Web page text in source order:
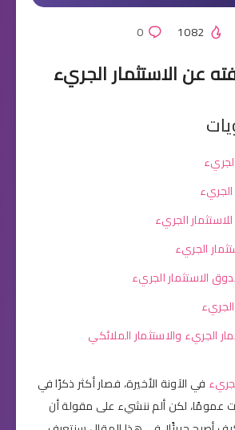
0
عن الاستثمار الجريء
الجريء
الجريء
الاستثمار الجريء
الجريء والاستثمار الملائكي
في الآونة الأخيرة، فصار أكثر ذكرًا في
عمومًا، لكن ألم ننشيء على مقولة أن